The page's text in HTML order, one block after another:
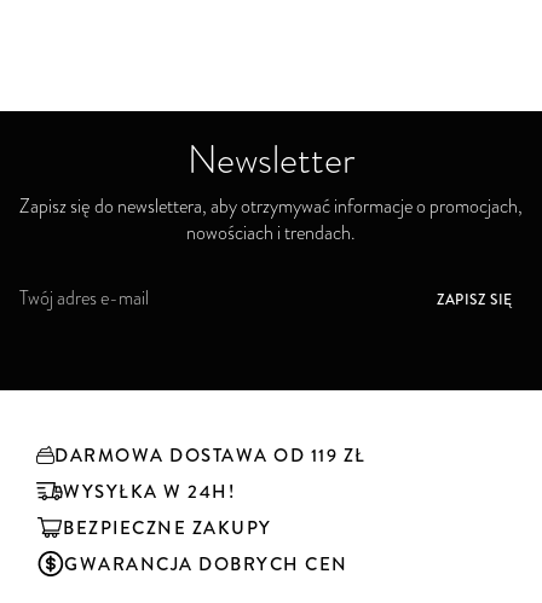
Newsletter
Zapisz się do newslettera, aby otrzymywać informacje o promocjach,
nowościach i trendach.
S
k
ZAPISZ SIĘ
DARMOWA DOSTAWA OD 119 ZŁ
WYSYŁKA W 24H!
BEZPIECZNE ZAKUPY
GWARANCJA DOBRYCH CEN